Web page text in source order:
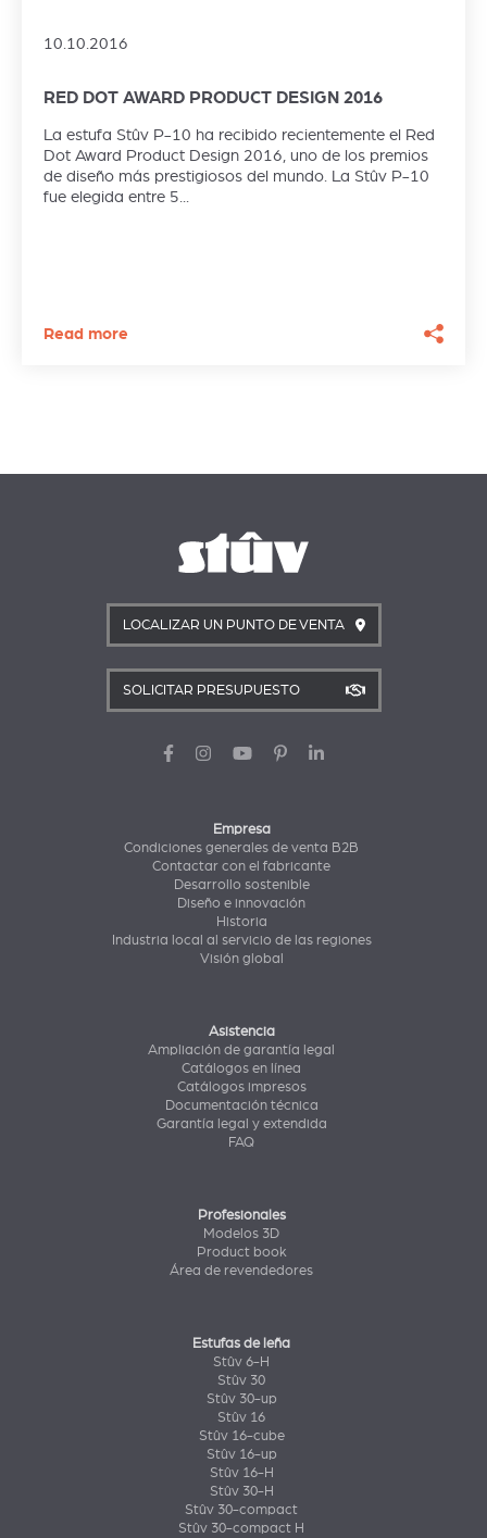
10.10.2016
RED DOT AWARD PRODUCT DESIGN 2016
La estufa Stûv P-10 ha recibido recientemente el Red
Dot Award Product Design 2016, uno de los premios
de diseño más prestigiosos del mundo. La Stûv P-10
fue elegida entre 5...
Read more
LOCALIZAR UN PUNTO DE VENTA
SOLICITAR PRESUPUESTO
Empresa
Condiciones generales de venta B2B
Contactar con el fabricante
Desarrollo sostenible
Diseño e innovación
Historia
Industria local al servicio de las regiones
Visión global
Asistencia
Ampliación de garantía legal
Catálogos en línea
Catálogos impresos
Documentación técnica
Garantía legal y extendida
FAQ
Profesionales
Modelos 3D
Product book
Área de revendedores
Estufas de leña
Stûv 6-H
Stûv 30
Stûv 30-up
Stûv 16
Stûv 16-cube
Stûv 16-up
Stûv 16-H
Stûv 30-H
Stûv 30-compact
Stûv 30-compact H